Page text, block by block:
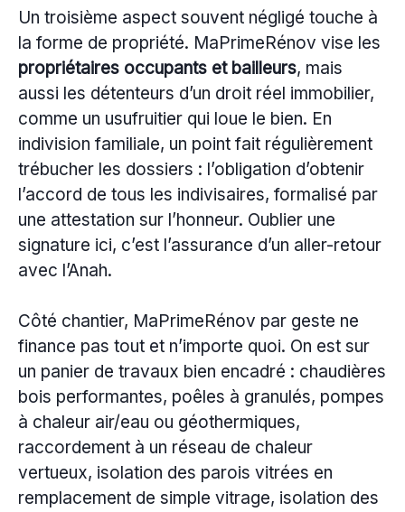
Un troisième aspect souvent négligé touche à
la forme de propriété. MaPrimeRénov vise les
propriétaires occupants et bailleurs, mais
aussi les détenteurs d’un droit réel immobilier,
comme un usufruitier qui loue le bien. En
indivision familiale, un point fait régulièrement
trébucher les dossiers : l’obligation d’obtenir
l’accord de tous les indivisaires, formalisé par
une attestation sur l’honneur. Oublier une
signature ici, c’est l’assurance d’un aller-retour
avec l’Anah.
Côté chantier, MaPrimeRénov par geste ne
finance pas tout et n’importe quoi. On est sur
un panier de travaux bien encadré : chaudières
bois performantes, poêles à granulés, pompes
à chaleur air/eau ou géothermiques,
raccordement à un réseau de chaleur
vertueux, isolation des parois vitrées en
remplacement de simple vitrage, isolation des